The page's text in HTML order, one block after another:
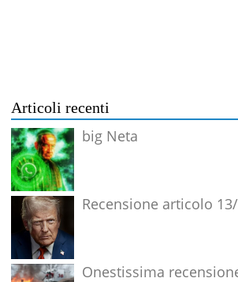
Articoli recenti
big Neta
Recensione articolo
Onestissima